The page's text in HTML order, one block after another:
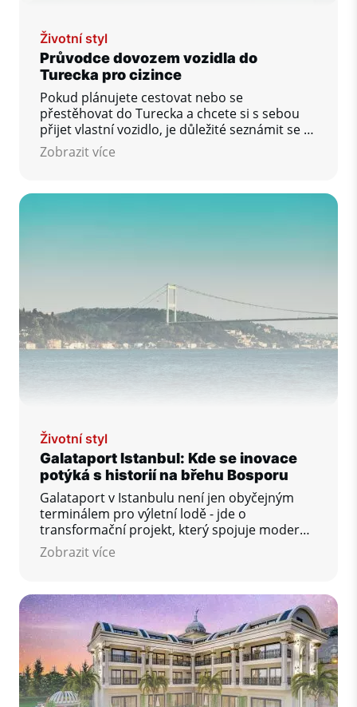
Životní styl
Průvodce dovozem vozidla do
Turecka pro cizince
Pokud plánujete cestovat nebo se
přestěhovat do Turecka a chcete si s sebou
přijet vlastní vozidlo, je důležité seznámit se s
tureckými celními předpisy. Tento článek vám
poskytne základní informace o dočasném a
dokumentech, daních a poplatcích, jakož io
Zobrazit více
Životní styl
Galataport Istanbul: Kde se inovace
potýká s historií na břehu Bosporu
Galataport v Istanbulu není jen obyčejným
terminálem pro výletní lodě - jde o
transformační projekt, který spojuje moderní
infrastrukturu s bohatým historickým
dědictvím města. Nachází se v pulzující čtvrti
interaguje se svým pobřežím – vytváří prostor
pro cestování, kulturu i odpočinek.
Zobrazit více